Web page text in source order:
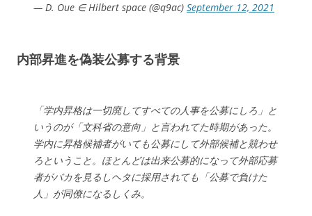
— D. Oue ∈ Hilbert space (@q9ac) September 12, 2021
内部昇進を偽装公募する背景
「学内昇格は一切廃してすべての人事を公募にしろ」と
いうのが「文科省の意向」と言われてた時期があった。
学内に昇格候補者がいても公募にして外部候補と競わせ
ろということ。ほとんどは出来公募的になって外部応募
者がバカを見るしヘタに採用されても「公募で負けた
人」が同僚になるしくみ。